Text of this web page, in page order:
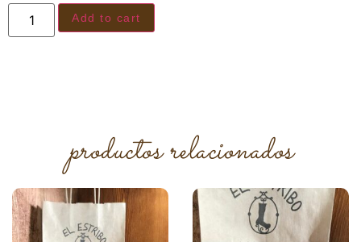
Add to cart
productos relacionados